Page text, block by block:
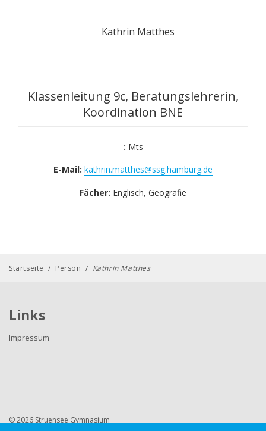
Klassenleitung 9c, Beratungslehrerin,
Koordination BNE
: Mts
E-Mail: kathrin.matthes@ssg.hamburg.de
Fächer: Englisch, Geografie
Startseite / Person / Kathrin Matthes
Links
Impressum
© 2026 Struensee Gymnasium